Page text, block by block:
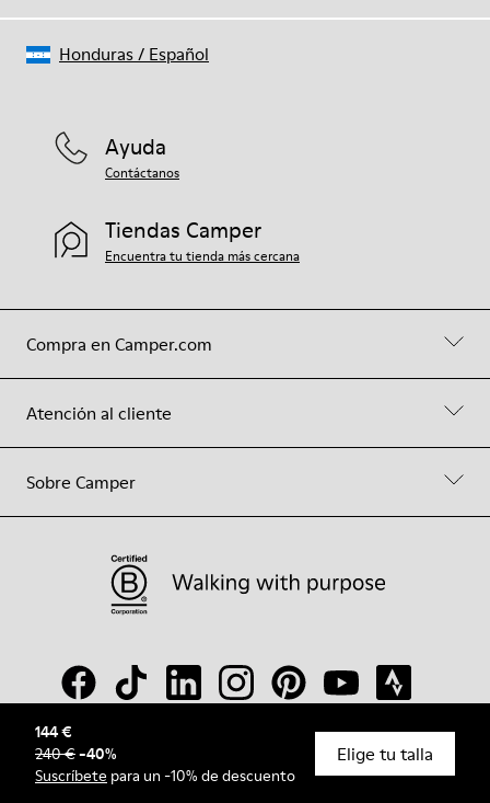
144 €
240 €-40%
Suscríbete para un -10% de descuento
Elige tu talla
Compra en Camper.com
Atención al cliente
Sobre Camper
Ayuda
Contáctanos
Tiendas Camper
Encuentra tu tienda más cercana
© Camper, 2026
Honduras/ Español